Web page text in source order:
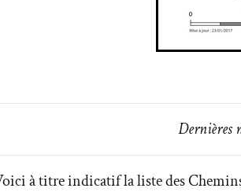
Dernières
à titre indicatif la liste des